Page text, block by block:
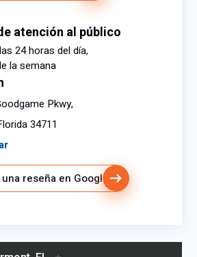
atención al público
24 horas del día,
la semana
Pkwy,
34711
reseña en Google